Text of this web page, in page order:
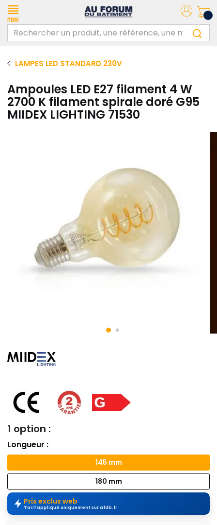
Menu
LAMPES LED STANDARD 230V
Ampoules LED E27 filament 4 W
2700 K filament spirale doré G95
MIIDEX LIGHTING 71530
1 option :
Longueur :
145 mm
180 mm
Prix exclus web
Tarif appliqué uniquement sur afdb.fr